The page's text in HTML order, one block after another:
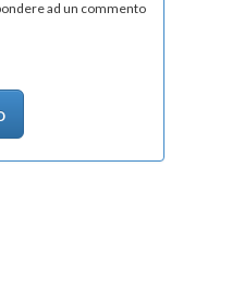
ad un commento